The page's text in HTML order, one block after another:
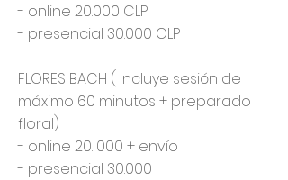
- online 20.000 CLP
- presencial 30.000 CLP
FLORES BACH ( Incluye sesión de
máximo 60 minutos + preparado
floral)
- online 20. 000 + envío
- presencial 30.000